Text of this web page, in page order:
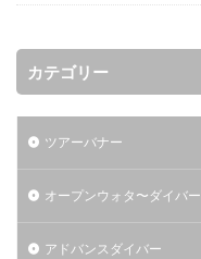
カテゴリー
ツアーバナー
オープンウォタ〜ダイバー
アドバンスダイバー